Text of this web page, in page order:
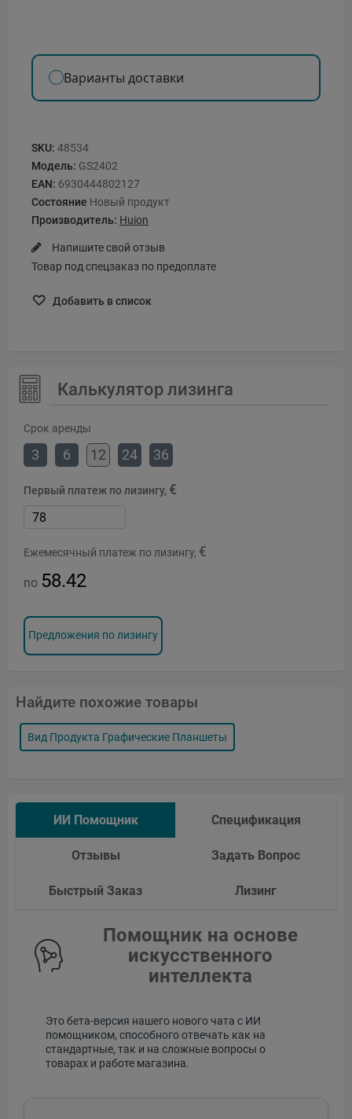
Варианты доставки
SKU: 48534
Модель: GS2402
EAN: 6930444802127
Состояние Новый продукт
Производитель: Huion
Напишите свой отзыв
Товар под спецзаказ по предоплате
Добавить в список
Калькулятор лизинга
Срок аренды
3 6 12 24 36
Первый платеж по лизингу, €
Ежемесячный платеж по лизингу, €
no 58.42
Предложения по лизингу
Найдите похожие товары
Вид Продукта Графические Планшеты
ИИ Помощник Спецификация
Отзывы Задать Вопрос
Быстрый Заказ Лизинг
Помощник на основе
искусственного
интеллекта
Это бета-версия нашего нового чата с ИИ
помощником, способного отвечать как на
стандартные, так и на сложные вопросы о
товарах и работе магазина.